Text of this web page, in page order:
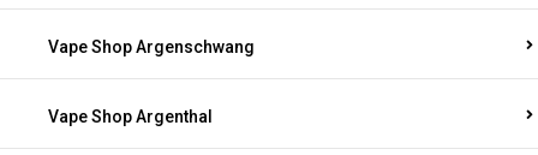
Vape Shop Argenschwang
Vape Shop Argenthal